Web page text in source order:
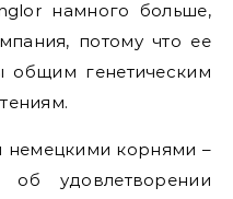
намного больше,
потому что ее
общим генетическим
немецкими корнями –
удовлетворении